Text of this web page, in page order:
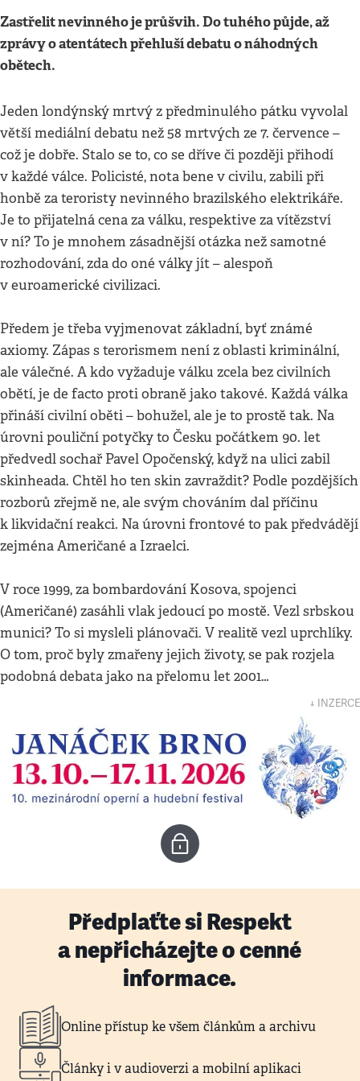
Zastřelit nevinného je průšvih. Do tuhého půjde, až
zprávy o atentátech přehluší debatu o náhodných
obětech.
Jeden londýnský mrtvý z předminulého pátku vyvolal
větší mediální debatu než 58 mrtvých ze 7. července –
což je dobře. Stalo se to, co se dříve či později přihodí
v každé válce. Policisté, nota bene v civilu, zabili při
honbě za teroristy nevinného brazilského elektrikáře.
Je to přijatelná cena za válku, respektive za vítězství
v ní? To je mnohem zásadnější otázka než samotné
rozhodování, zda do oné války jít – alespoň
v euroamerické civilizaci.
Předem je třeba vyjmenovat základní, byť známé
axiomy. Zápas s terorismem není z oblasti kriminální,
ale válečné. A kdo vyžaduje válku zcela bez civilních
obětí, je de facto proti obraně jako takové. Každá válka
přináší civilní oběti – bohužel, ale je to prostě tak. Na
úrovni pouliční potyčky to Česku počátkem 90. let
předvedl sochař Pavel Opočenský, když na ulici zabil
skinheada. Chtěl ho ten skin zavraždit? Podle pozdějších
rozborů zřejmě ne, ale svým chováním dal příčinu
k likvidační reakci. Na úrovni frontové to pak předvádějí
zejména Američané a Izraelci.
V roce 1999, za bombardování Kosova, spojenci
(Američané) zasáhli vlak jedoucí po mostě. Vezl srbskou
munici? To si mysleli plánovači. V realitě vezl uprchlíky.
O tom, proč byly zmařeny jejich životy, se pak rozjela
podobná debata jako na přelomu let 2001…
↓ INZERCE
Předplaťte si Respekt
a nepřicházejte o cenné
informace.
Online přístup ke všem článkům a archivu
Články i v audioverzi a mobilní aplikaci